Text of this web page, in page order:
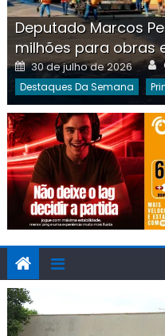
Deputado Marcos
milhões para obras
Posted
on
30 de julho de 2026
Destaques Da Semana